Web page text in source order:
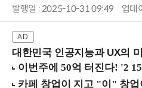
발행일 : 2025-10-31 09:49 업데
대한민국 인공지능과 UX의 미래, 여기